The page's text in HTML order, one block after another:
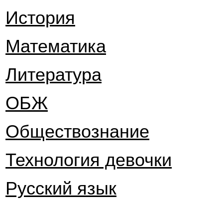
История
Математика
Литература
ОБЖ
Обществознание
Технология девочки
Русский язык